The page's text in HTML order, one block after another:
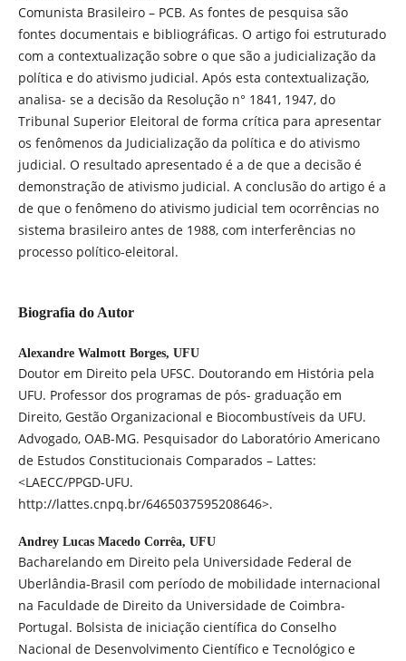
Comunista Brasileiro – PCB. As fontes de pesquisa são
fontes documentais e bibliográficas. O artigo foi estruturado
com a contextualização sobre o que são a judicialização da
política e do ativismo judicial. Após esta contextualização,
analisa- se a decisão da Resolução n° 1841, 1947, do
Tribunal Superior Eleitoral de forma crítica para apresentar
os fenômenos da Judicialização da política e do ativismo
judicial. O resultado apresentado é a de que a decisão é
demonstração de ativismo judicial. A conclusão do artigo é a
de que o fenômeno do ativismo judicial tem ocorrências no
sistema brasileiro antes de 1988, com interferências no
processo político-eleitoral.
Biografia do Autor
Alexandre Walmott Borges, UFU
Doutor em Direito pela UFSC. Doutorando em História pela
UFU. Professor dos programas de pós- graduação em
Direito, Gestão Organizacional e Biocombustíveis da UFU.
Advogado, OAB-MG. Pesquisador do Laboratório Americano
de Estudos Constitucionais Comparados – Lattes:
<LAECC/PPGD-UFU.
http://lattes.cnpq.br/6465037595208646>.
Andrey Lucas Macedo Corrêa, UFU
Bacharelando em Direito pela Universidade Federal de
Uberlândia-Brasil com período de mobilidade internacional
na Faculdade de Direito da Universidade de Coimbra-
Portugal. Bolsista de iniciação científica do Conselho
Nacional de Desenvolvimento Científico e Tecnológico e